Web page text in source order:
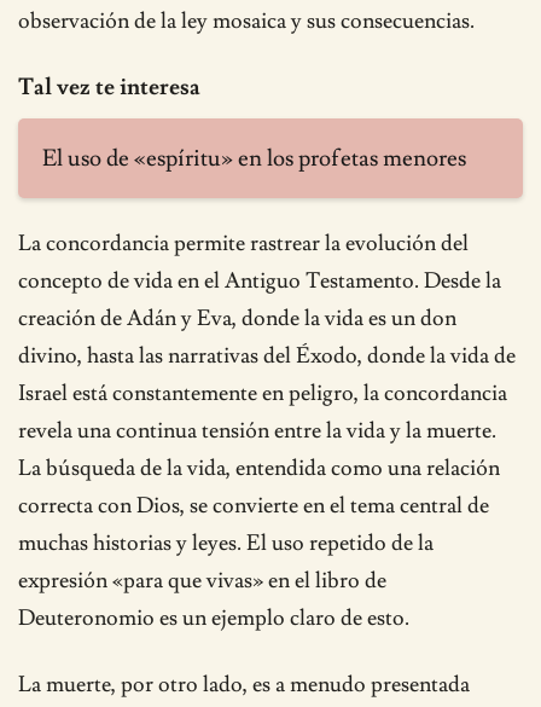
observación de la ley mosaica y sus consecuencias.
Tal vez te interesa
El uso de «espíritu» en los profetas menores
La concordancia permite rastrear la evolución del
concepto de vida en el Antiguo Testamento. Desde la
creación de Adán y Eva, donde la vida es un don
divino, hasta las narrativas del Éxodo, donde la vida de
Israel está constantemente en peligro, la concordancia
revela una continua tensión entre la vida y la muerte.
La búsqueda de la vida, entendida como una relación
correcta con Dios, se convierte en el tema central de
muchas historias y leyes. El uso repetido de la
expresión «para que vivas» en el libro de
Deuteronomio es un ejemplo claro de esto.
La muerte, por otro lado, es a menudo presentada